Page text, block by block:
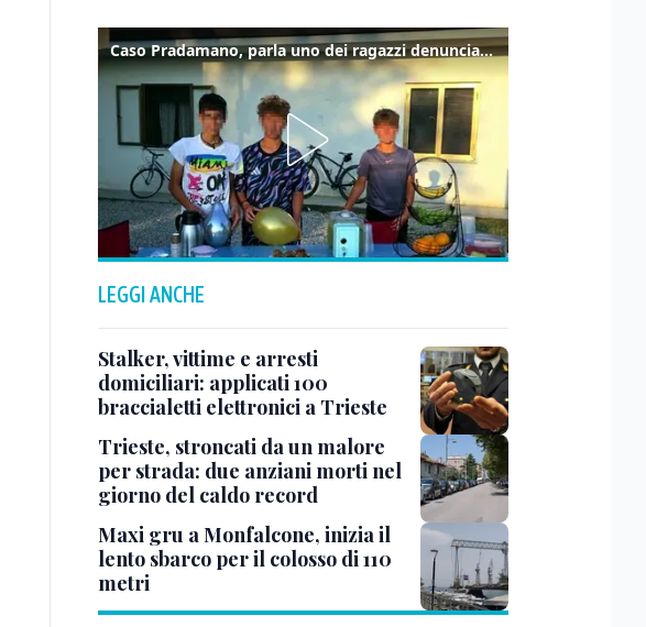
Caso Pradamano, parla uno dei ragazzi denunciati per la limonata: "Volevo anche aiutare i miei"
LEGGI ANCHE
Stalker, vittime e arresti
domiciliari: applicati 100
braccialetti elettronici a Trieste
Trieste, stroncati da un malore
per strada: due anziani morti nel
giorno del caldo record
Maxi gru a Monfalcone, inizia il
lento sbarco per il colosso di 110
metri